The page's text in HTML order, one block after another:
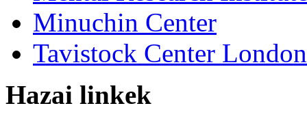
Minuchin Center
Tavistock Center London
Hazai linkek